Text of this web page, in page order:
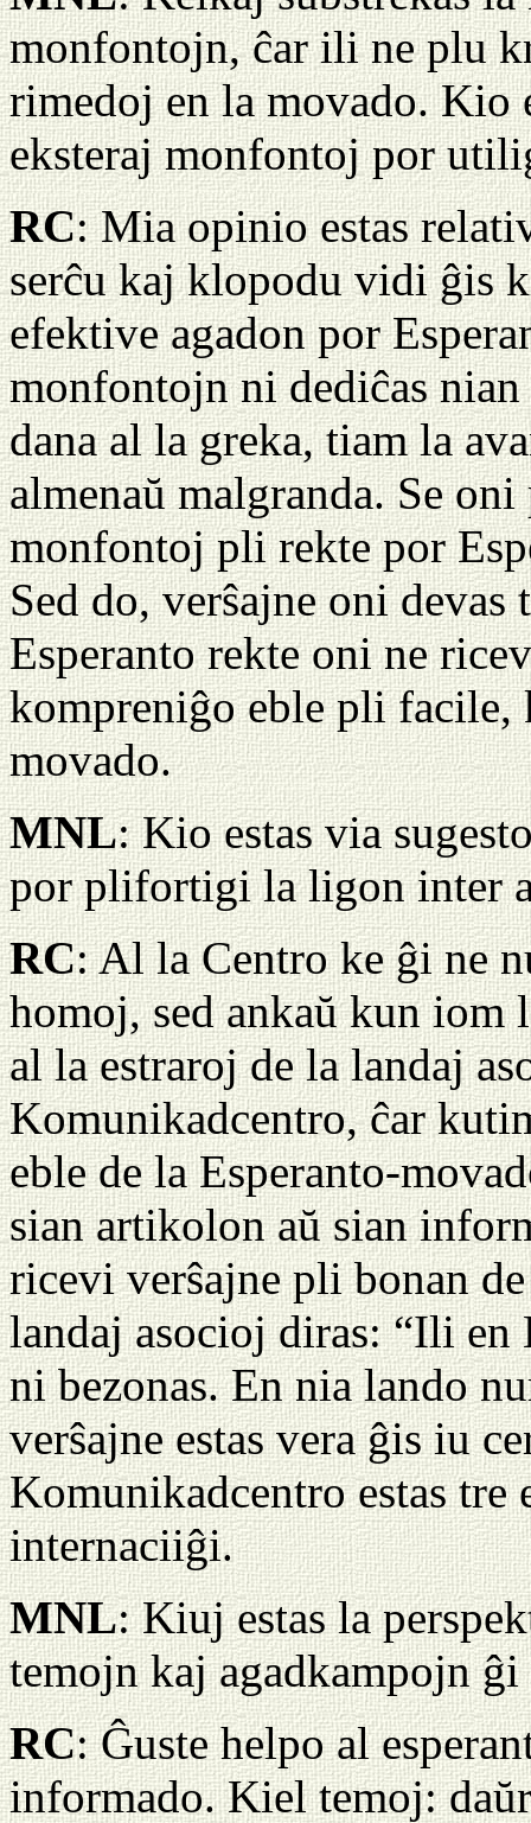
monfontojn, ĉar ili ne plu
rimedoj en la movado. Kio
eksteraj monfontoj por
RC: Mia opinio estas
serĉu kaj klopodu vidi ĝis
efektive agadon por
monfontojn ni dediĉas
dana al la greka, tiam la
almenaŭ malgranda. Se
monfontoj pli rekte por
Sed do, verŝajne oni
Esperanto rekte oni ne
kompreniĝo eble pli facile,
movado.
MNL: Kio estas via
por plifortigi la ligon inter
RC: Al la Centro ke ĝi ne
homoj, sed ankaŭ kun iom
al la estraroj de la landaj
Komunikadcentro, ĉar
eble de la Esperanto-
sian artikolon aŭ sian
ricevi verŝajne pli bonan
landaj asocioj diras: “Ili en
ni bezonas. En nia lando
verŝajne estas vera ĝis iu
Komunikadcentro estas
internaciiĝi.
MNL: Kiuj estas la
temojn kaj agadkampojn
RC: Ĝuste helpo al
informado. Kiel temoj: